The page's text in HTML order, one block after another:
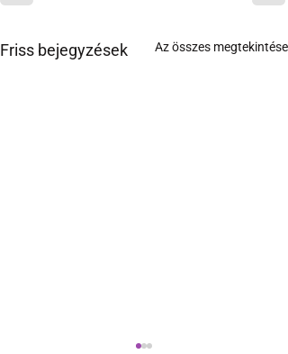
Friss bejegyzések Az összes megtekintése